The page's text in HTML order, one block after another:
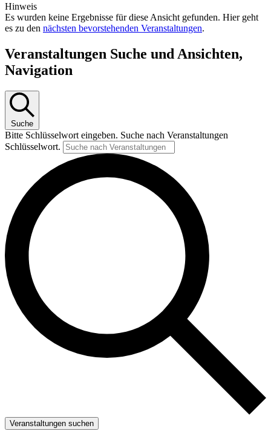
Hinweis
Es wurden keine Ergebnisse für diese Ansicht gefunden. Hier geht
es zu den nächsten bevorstehenden Veranstaltungen.
Veranstaltungen Suche und Ansichten,
Navigation
Suche
Bitte Schlüsselwort eingeben. Suche nach Veranstaltungen
Schlüsselwort.
Veranstaltungen suchen